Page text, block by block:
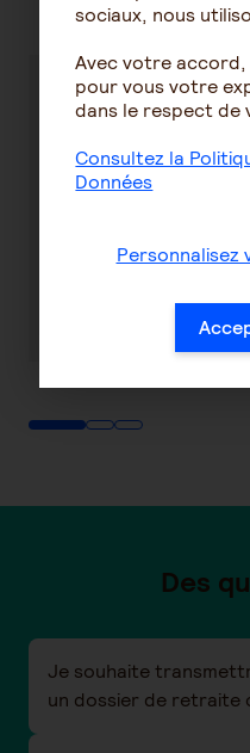
Tout ce qu'il
pour
comprendre
retraite
français
En savoir plus
Des
Je souhaite
un dossier de retraite
sociaux, nous
Avec votre
pour vous votre
dans le respect de
Consultez la
Données
Personnalisez